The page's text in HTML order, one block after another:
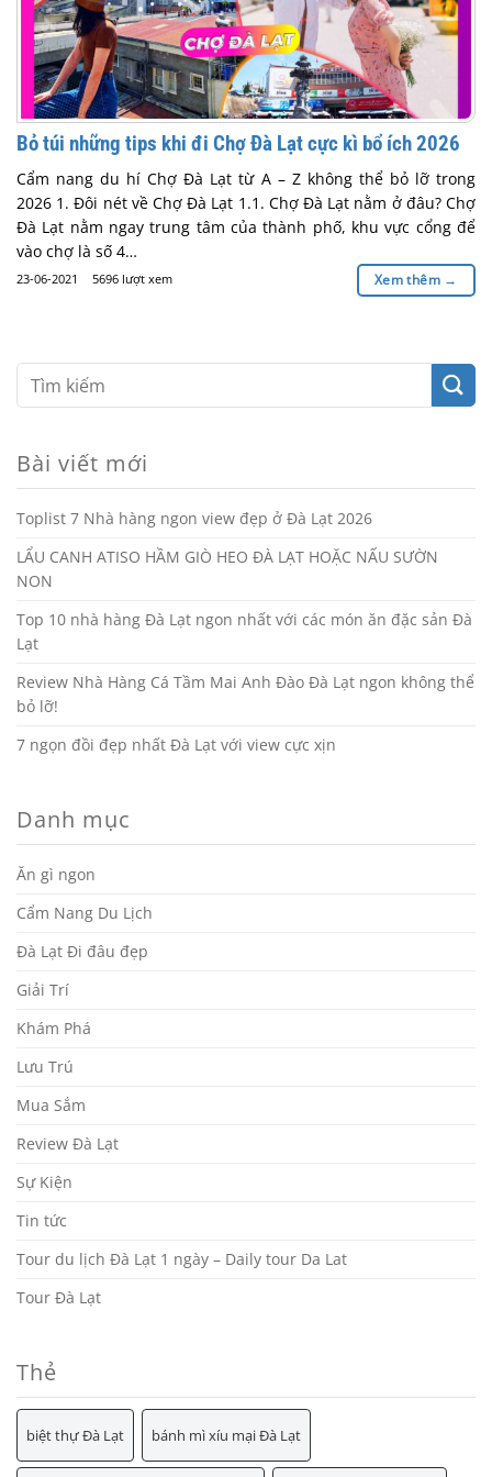
Bỏ túi những tips khi đi Chợ Đà Lạt cực kì bổ ích 2026
Cẩm nang du hí Chợ Đà Lạt từ A – Z không thể bỏ lỡ trong
2026 1. Đôi nét về Chợ Đà Lạt 1.1. Chợ Đà Lạt nằm ở đâu? Chợ
Đà Lạt nằm ngay trung tâm của thành phố, khu vực cổng để
vào chợ là số 4…
23-06-2021 5696 lượt xem Xem thêm →
Bài viết mới
Toplist 7 Nhà hàng ngon view đẹp ở Đà Lạt 2026
LẨU CANH ATISO HẦM GIÒ HEO ĐÀ LẠT HOẶC NẤU SƯỜN
NON
Top 10 nhà hàng Đà Lạt ngon nhất với các món ăn đặc sản Đà
Lạt
Review Nhà Hàng Cá Tầm Mai Anh Đào Đà Lạt ngon không thể
bỏ lỡ!
7 ngọn đồi đẹp nhất Đà Lạt với view cực xịn
Danh mục
Ăn gì ngon
Cẩm Nang Du Lịch
Đà Lạt Đi đâu đẹp
Giải Trí
Khám Phá
Lưu Trú
Mua Sắm
Review Đà Lạt
Sự Kiện
Tin tức
Tour du lịch Đà Lạt 1 ngày – Daily tour Da Lat
Tour Đà Lạt
Thẻ
biệt thự Đà Lạt bánh mì xíu mại Đà Lạt